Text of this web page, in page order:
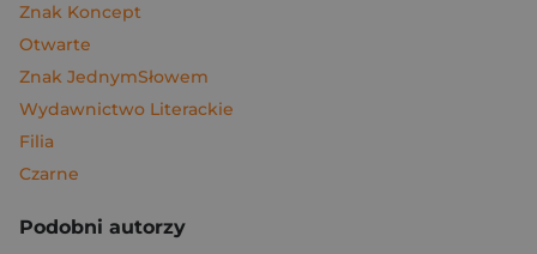
Znak Koncept
Otwarte
Znak JednymSłowem
Wydawnictwo Literackie
Filia
Czarne
Podobni autorzy